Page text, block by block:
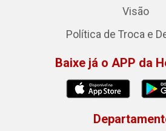
Visão
Política de Troca e
Baixe já o APP da